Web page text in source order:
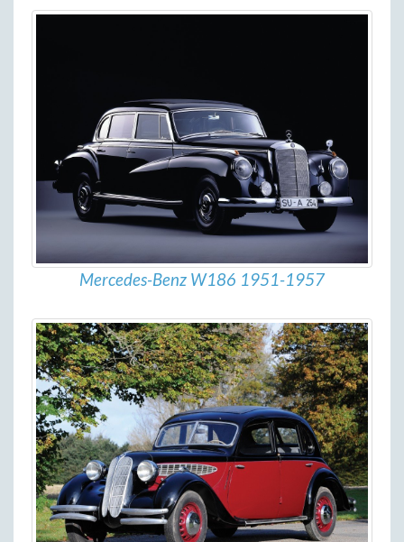
Mercedes-Benz W186 1951-1957